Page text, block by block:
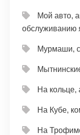
Мой авто,
обслуживанию
Мурмаши,
На кольце,
На Кубе,
На